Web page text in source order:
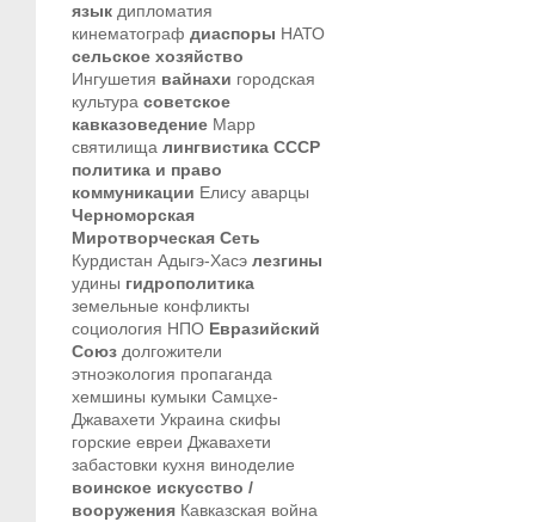
язык дипломатия
кинематограф диаспоры НАТО
сельское хозяйство
Ингушетия вайнахи городская
культура советское
кавказоведение Марр
святилища лингвистика СССР
политика и право
коммуникации Елису аварцы
Черноморская
Миротворческая Сеть
Курдистан Адыгэ-Хасэ лезгины
удины гидрополитика
земельные конфликты
социология НПО Евразийский
Союз долгожители
этноэкология пропаганда
хемшины кумыки Самцхе-
Джавахети Украина скифы
горские евреи Джавахети
забастовки кухня виноделие
воинское искусство /
вооружения Кавказская война